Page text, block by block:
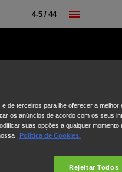
4-5 / 44
de terceiros para lhe oferecer a
os anúncios de acordo com os seus
suas opções a qualquer momento
Política de Cookies.
Rejeitar Todos